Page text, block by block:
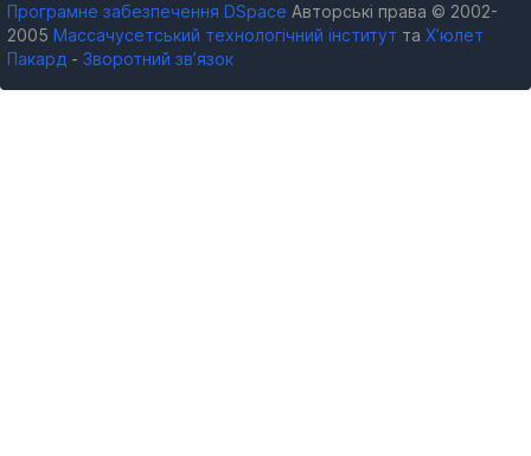
Програмне забезпечення DSpace Авторські права © 2002-
2005 Массачусетський технологічний інститут та Х’юлет
Пакард - Зворотний зв’язок